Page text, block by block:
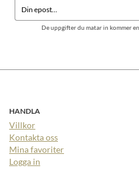
De uppgifter du matar in kommer
HANDLA
Villkor
Kontakta oss
Mina favoriter
Logga in